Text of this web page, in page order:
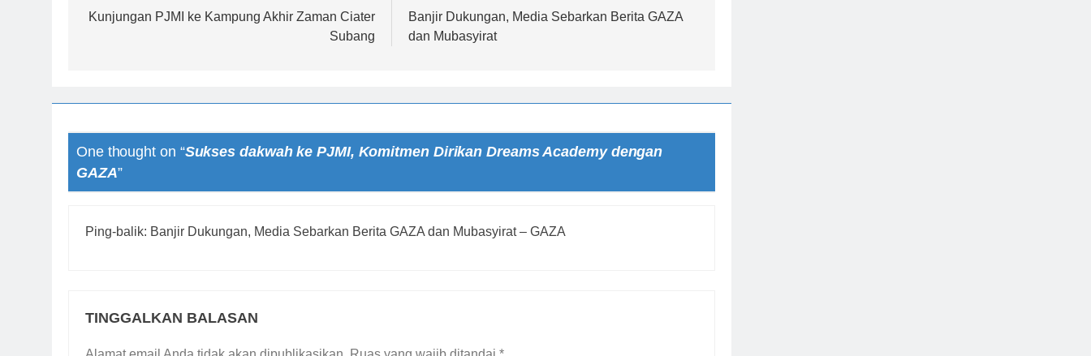
pos
Kunjungan PJMI ke Kampung Akhir Zaman Ciater
Subang
Banjir Dukungan, Media Sebarkan Berita GAZA
dan Mubasyirat
One thought on “Sukses dakwah ke PJMI, Komitmen Dirikan Dreams Academy dengan
GAZA”
Ping-balik: Banjir Dukungan, Media Sebarkan Berita GAZA dan Mubasyirat – GAZA
TINGGALKAN BALASAN